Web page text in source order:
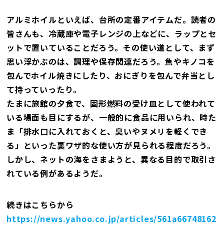
アルミホイルといえば、台所の定番アイテムだ。読者の
皆さんも、冷蔵庫や電子レンジの上などに、ラップとセ
ットで置いていることだろう。その使い道として、まず
思い浮かぶのは、調理や保存関連だろう。魚やキノコを
包んでホイル焼きにしたり、おにぎりを包んで弁当とし
て持っていったり。
たまに旅館の夕食で、固形燃料の受け皿として使われて
いる場面も目にするが、一般的に食品に用いられ、時た
ま「排水口に入れておくと、臭いやヌメリを軽くでき
る」といった裏ワザ的な使い方が見られる程度だろう。
しかし、ネットの海をさまようと、異なる目的で取引さ
れている例があるようだ。
続きはこちらから
https://news.yahoo.co.jp/articles/561a66748162